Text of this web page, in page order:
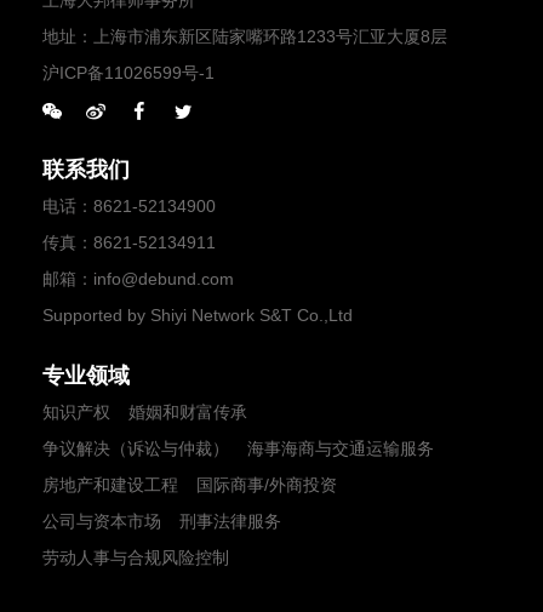
地址：上海市浦东新区陆家嘴环路1233号汇亚大厦8层
沪ICP备11026599号-1
联系我们
电话 ： 8621-52134900
传真 ：8621-52134911
邮箱 ： info@debund.com
Supported by Shiyi Network S&T Co.,Ltd
专业领域
知识产权
婚姻和财富传承
争议解决（诉讼与仲裁）
海事海商与交通运输服务
房地产和建设工程
国际商事/外商投资
公司与资本市场
刑事法律服务
劳动人事与合规风险控制